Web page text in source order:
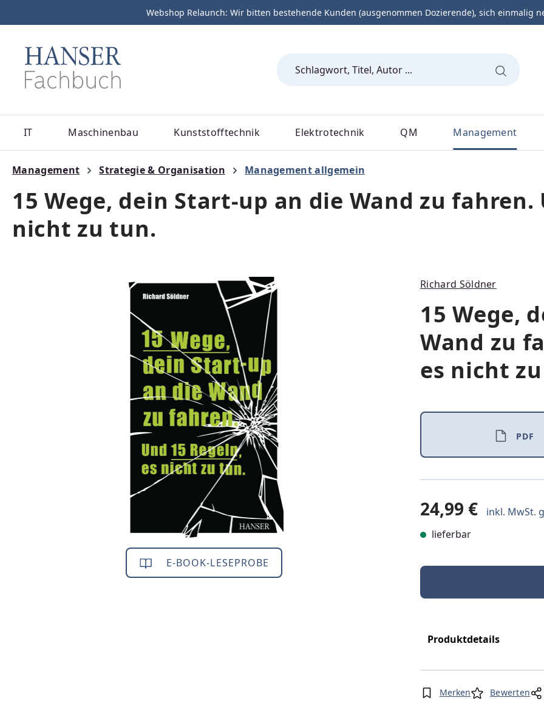
Zur Hauptnavigation springenWebshop Relaunch: Wir bitten bestehende Kunden (ausgenommen Dozierende), sich einmalig
IT Maschinenbau Kunststofftechnik Elektrotechnik QM Management
Management Strategie & Organisation Management allgemein
15 Wege, dein Start-up an die Wand zu fahren.
nicht zu tun.
Bildergalerie überspringen
E-BOOK-LESEPROBE
Richard Söldner
15 Wege,
Wand zu
es nicht
PDF
24,99 € inkl. MwSt.
lieferbar
Produktdetails
Merken Bewerten